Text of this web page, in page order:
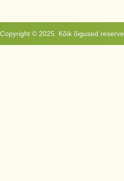
Copyright © 2025. Kõik õigused